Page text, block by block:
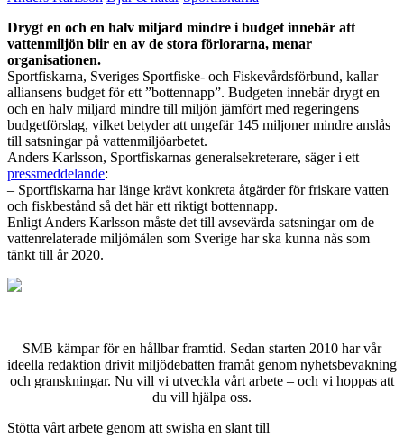
Drygt en och en halv miljard mindre i budget innebär att
vattenmiljön blir en av de stora förlorarna, menar
organisationen.
Sportfiskarna, Sveriges Sportfiske- och Fiskevårdsförbund, kallar
alliansens budget för ett ”bottennapp”. Budgeten innebär drygt en
och en halv miljard mindre till miljön jämfört med regeringens
budgetförslag, vilket betyder att ungefär 145 miljoner mindre anslås
till satsningar på vattenmiljöarbetet.
Anders Karlsson, Sportfiskarnas generalsekreterare, säger i ett
pressmeddelande:
– Sportfiskarna har länge krävt konkreta åtgärder för friskare vatten
och fiskbestånd så det här ett riktigt bottennapp.
Enligt Anders Karlsson måste det till avsevärda satsningar om de
vattenrelaterade miljömålen som Sverige har ska kunna nås som
tänkt till år 2020.
SMB kämpar för en hållbar framtid. Sedan starten 2010 har vår
ideella redaktion drivit miljödebatten framåt genom nyhetsbevakning
och granskningar. Nu vill vi utveckla vårt arbete – och vi hoppas att
du vill hjälpa oss.
Stötta vårt arbete genom att swisha en slant till